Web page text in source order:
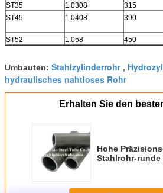
ST35
1.0308 315
ST45
1.0408 390
ST52
1.058 450
Umbauten: Stahlzylinderrohr,
hydraulisches nahtloses Rohr
Erhalten Sie den
Hohe
Stahlrohr-runde